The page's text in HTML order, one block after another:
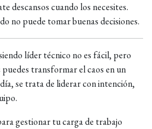
descansos cuando los necesites.
no puede tomar buenas decisiones.
líder técnico no es fácil, pero
transformar el caos en un
se trata de liderar con intención,
gestionar tu carga de trabajo